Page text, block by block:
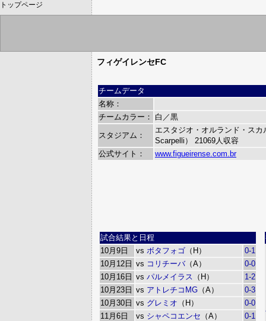
トップページ
フィゲイレンセFC
チームデータ
名称：
チームカラー：
白／黒
スタジアム：
エスタジオ・オルランド・ス
Scarpelli） 21069人収容
公式サイト：
www.figueirense.com.br
試合結果と日程
10月9日
vs ボタフォゴ （H）
0-1
10月12日 vs コリチーバ（A）
0-0
10月16日 vs パルメイラス （H）
1-2
10月23日 vs アトレチコMG （A）
0-3
10月30日 vs グレミオ （H）
0-0
11月6日
vs シャペコエンセ （A）
0-1